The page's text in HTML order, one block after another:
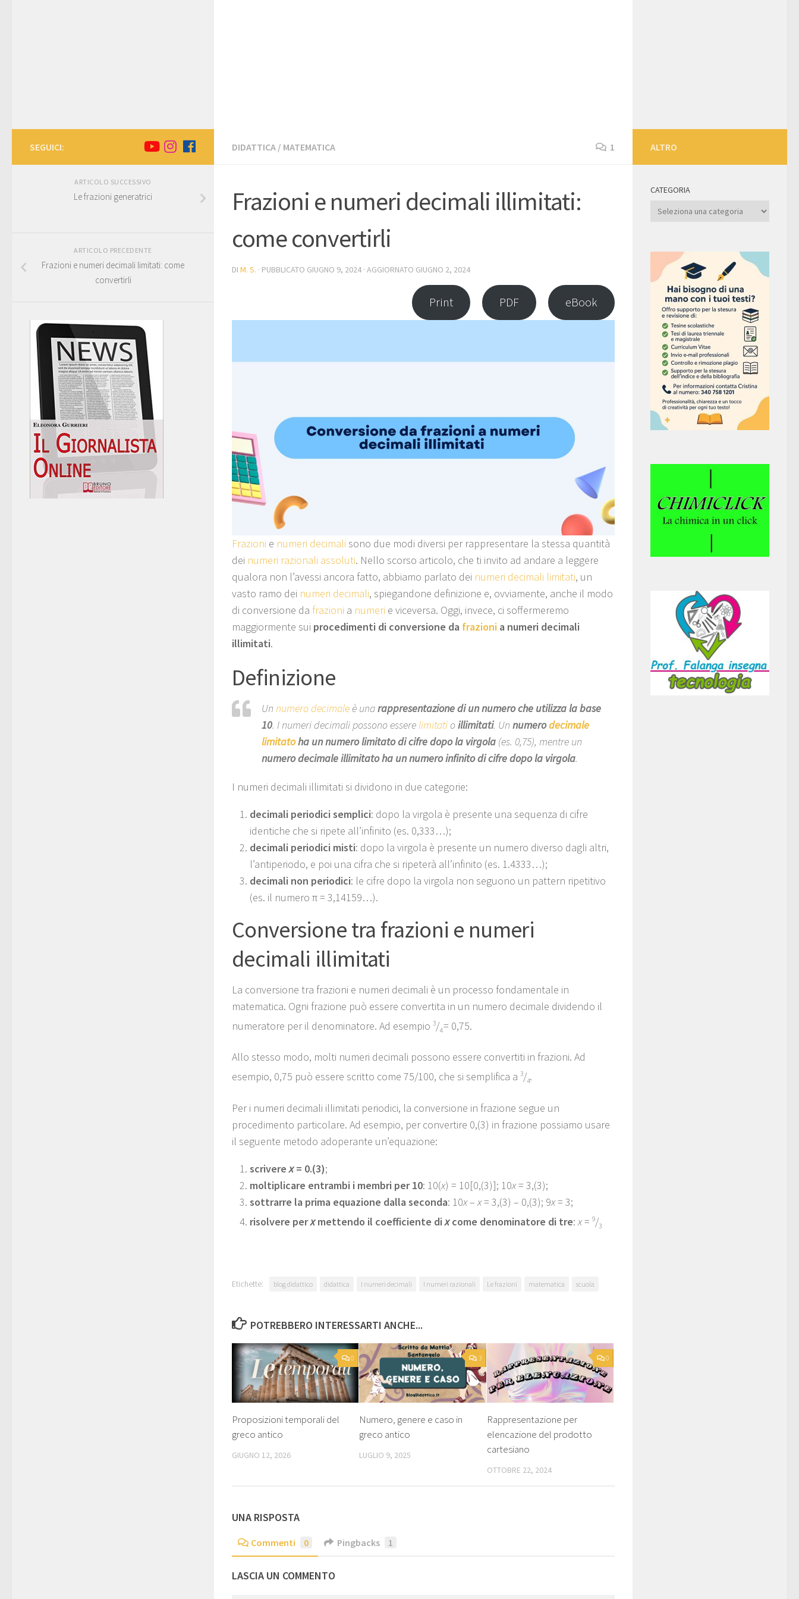
DIDATTICA / MATEMATICA 1
Frazioni e numeri decimali illimitati:
come convertirli
DI M. S. · PUBBLICATO GIUGNO 9, 2024 · AGGIORNATO GIUGNO 2, 2024
Print PDF eBook
Frazioni e numeri decimali sono due modi diversi per rappresentare la stessa quantità
dei numeri razionali assoluti. Nello scorso articolo, che ti invito ad andare a leggere
qualora non l’avessi ancora fatto, abbiamo parlato dei numeri decimali limitati, un
vasto ramo dei numeri decimali, spiegandone definizione e, ovviamente, anche il modo
di conversione da frazioni a numeri e viceversa. Oggi, invece, ci soffermeremo
maggiormente sui procedimenti di conversione da frazioni a numeri decimali
illimitati.
Definizione
Un numero decimaleè unarappresentazione di un numero che utilizza la base
10. I numeri decimali possono essere limitatioillimitati. Un numerodecimale
limitatoha un numero limitato di cifre dopo la virgola (es. 0,75), mentre un
numero decimale illimitato ha un numero infinito di cifre dopo la virgola.
I numeri decimali illimitati si dividono in due categorie:
decimali periodici semplici: dopo la virgola è presente una sequenza di cifre
identiche che si ripete all’infinito (es. 0,333…);
decimali periodici misti: dopo la virgola è presente un numero diverso dagli altri,
l’antiperiodo, e poi una cifra che si ripeterà all’infinito (es. 1.4333…);
decimali non periodici: le cifre dopo la virgola non seguono un pattern ripetitivo
(es. il numero π = 3,14159…).
Conversione tra frazioni e numeri
decimali illimitati
La conversione tra frazioni e numeri decimali è un processo fondamentale in
matematica. Ogni frazione può essere convertita in un numero decimale dividendo il
numeratore per il denominatore. Ad esempio 3/4= 0,75.
Allo stesso modo, molti numeri decimali possono essere convertiti in frazioni. Ad
esempio, 0,75 può essere scritto come 75/100, che si semplifica a 3/4.
Per i numeri decimali illimitati periodici, la conversione in frazione segue un
procedimento particolare. Ad esempio, per convertire 0,(3) in frazione possiamo usare
il seguente metodo adoperante un’equazione:
scriverex= 0.(3);
moltiplicare entrambi i membri per 10: 10(x) = 10[0,(3)]; 10x= 3,(3);
sottrarre la prima equazione dalla seconda: 10x–x= 3,(3) – 0,(3); 9x= 3;
risolvere perxmettendo il coefficiente dixcome denominatore di tre:x= 9/3
Etichette: blog didattico didattica I numeri decimali I numeri razionali Le frazioni matematica scuola
POTREBBERO INTERESSARTI ANCHE...
0
Proposizioni temporali del
greco antico
GIUGNO 12, 2026
3
Numero, genere e caso in
greco antico
LUGLIO 9, 2025
0
Rappresentazione per
elencazione del prodotto
cartesiano
OTTOBRE 22, 2024
UNA RISPOSTA
Commenti 0 Pingbacks 1
LASCIA UN COMMENTO
SEGUICI:
ARTICOLO SUCCESSIVO
Le frazioni generatrici
ARTICOLO PRECEDENTE
Frazioni e numeri decimali limitati: come
convertirli
ALTRO
CATEGORIA
Categoria